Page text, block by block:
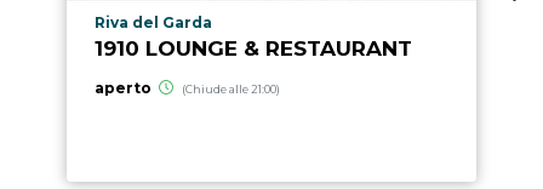
Località punto di interesse
Riva del Garda
1910 LOUNGE & RESTAURANT
aperto (Chiude alle 21:00)